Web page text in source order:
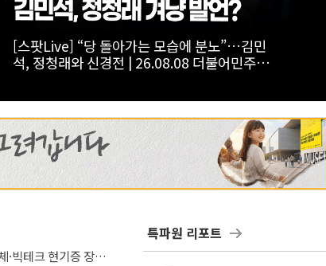
[폴리티션스토리] "800조 서남권 반도체 투자
를 위해"...김원이가 산자위에 남기로 한 이유
빅테크 현기증 장세,
특파원 리포트